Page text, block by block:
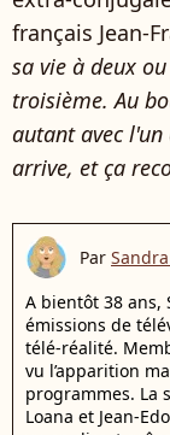
français Jean-
sa vie à deux
troisième. Au
autant avec
arrive, et ça
Par
A bientôt 38 ans,
émissions de
télé-réalité.
vu l’apparition
programmes. La
Loana et Jean-